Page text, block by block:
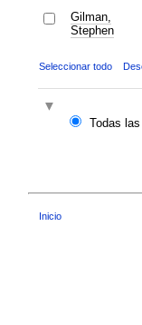
Gilman,
Stephen
Seleccionar todo
Todas
Inicio